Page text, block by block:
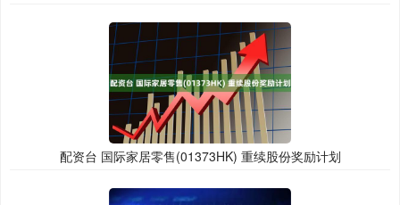
配资台 国际家居零售(01373HK) 重续股份奖励计划